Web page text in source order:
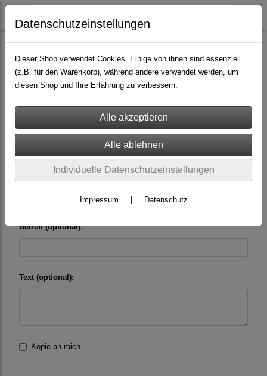
Wir beantworten Ihre Fragen gerne! Über das
untenstehende Formular können Sie uns diese zusenden.
Name (optional):
Betreff (optional):
Text (optional):
Kopie an mich
Datenschutzeinstellungen
Dieser Shop verwendet Cookies. Einige von ihnen sind essenziell
(z.B. für den Warenkorb), während andere verwendet werden, um
diesen Shop und Ihre Erfahrung zu verbessern.
Individuelle Datenschutzeinstellungen
Impressum Datenschutz